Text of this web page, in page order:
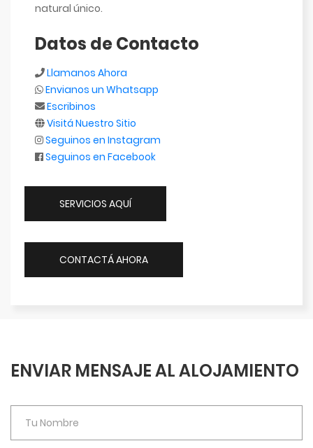
natural único.
Datos de Contacto
Llamanos Ahora
Envianos un Whatsapp
Escribinos
Visitá Nuestro Sitio
Seguinos en Instagram
Seguinos en Facebook
SERVICIOS AQUÍ
CONTACTÁ AHORA
ENVIAR MENSAJE AL ALOJAMIENTO